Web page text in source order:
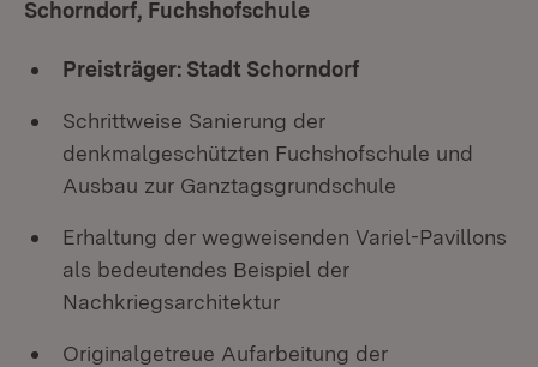
Schorndorf, Fuchshofschule
Preisträger: Stadt Schorndorf
Schrittweise Sanierung der
denkmalgeschützten Fuchshofschule und
Ausbau zur Ganztagsgrundschule
Erhaltung der wegweisenden Variel-Pavillons
als bedeutendes Beispiel der
Nachkriegsarchitektur
Originalgetreue Aufarbeitung der